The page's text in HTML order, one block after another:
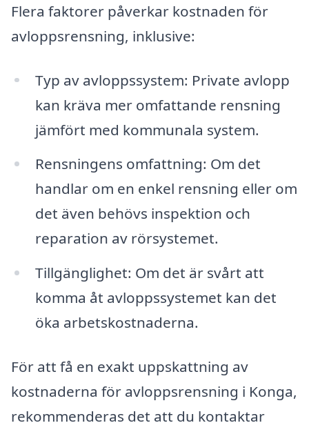
Flera faktorer påverkar kostnaden för
avloppsrensning, inklusive:
Typ av avloppssystem: Private avlopp
kan kräva mer omfattande rensning
jämfört med kommunala system.
Rensningens omfattning: Om det
handlar om en enkel rensning eller om
det även behövs inspektion och
reparation av rörsystemet.
Tillgänglighet: Om det är svårt att
komma åt avloppssystemet kan det
öka arbetskostnaderna.
För att få en exakt uppskattning av
kostnaderna för avloppsrensning i Konga,
rekommenderas det att du kontaktar